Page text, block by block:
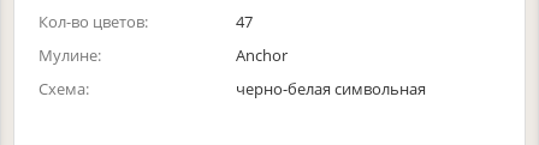
Кол-во цветов:
47
Мулине:
Anchor
Схема:
черно-белая символьная